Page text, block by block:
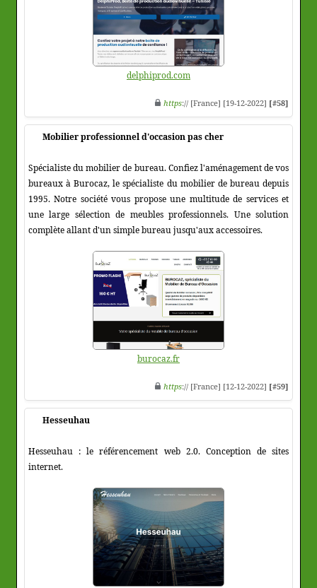
delphiprod.com
https:// [France] [19-12-2022] [#58]
Mobilier professionnel d'occasion pas cher
Spécialiste du mobilier de bureau. Confiez l'aménagement de vos
bureaux à Burocaz, le spécialiste du mobilier de bureau depuis
1995. Notre société vous propose une multitude de services et
une large sélection de meubles professionnels. Une solution
complète allant d'un simple bureau jusqu'aux accessoires.
burocaz.fr
https:// [France] [12-12-2022] [#59]
Hesseuhau
Hesseuhau : le référencement web 2.0. Conception de sites
internet.